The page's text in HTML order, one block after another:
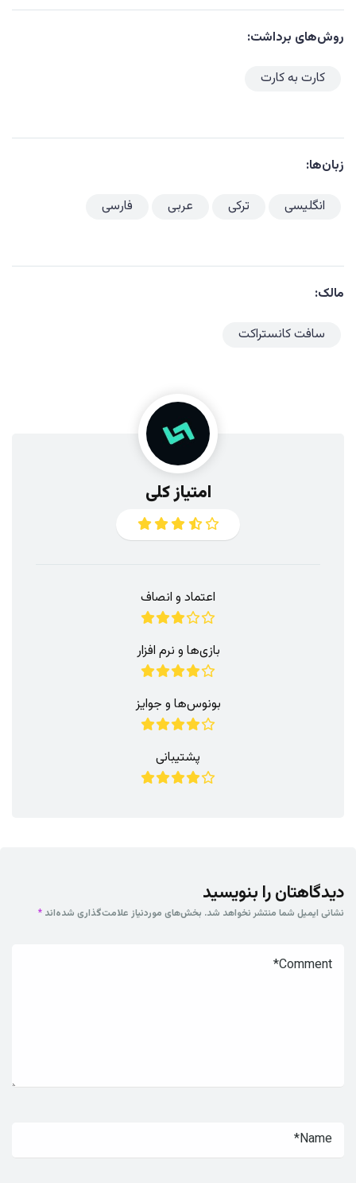
روش‌های برداشت:
کارت به کارت
زبان‌ها:
انگلیسی ترکی عربی فارسی
مالک:
سافت کانستراکت
امتیاز کلی
اعتماد و انصاف
بازی‌ها و نرم افزار
بونوس‌ها و جوایز
پشتیبانی
دیدگاهتان را بنویسید
نشانی ایمیل شما منتشر نخواهد شد. بخش‌های موردنیاز علامت‌گذاری شده‌اند *